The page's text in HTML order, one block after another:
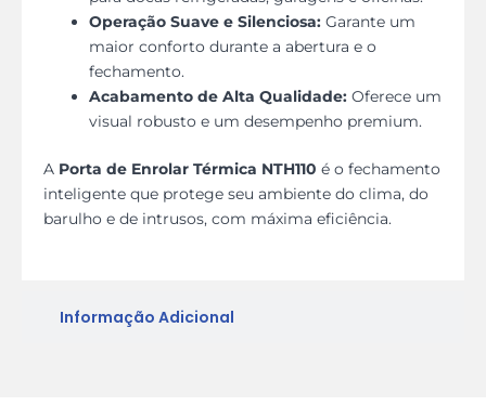
Informação Adicional
Operação Suave e Silenciosa: Garante um
maior conforto durante a abertura e o
fechamento.
Acabamento de Alta Qualidade: Oferece um
visual robusto e um desempenho premium.
A Porta de Enrolar Térmica NTH110 é o fechamento
inteligente que protege seu ambiente do clima, do
barulho e de intrusos, com máxima eficiência.